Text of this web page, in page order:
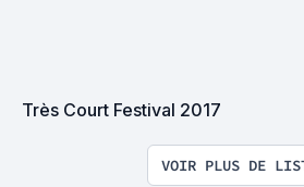
Très Court Festival 2017
VOIR PLUS DE